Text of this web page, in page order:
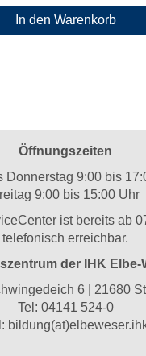
In den Warenkorb
Öffnungszeiten
Donnerstag 9:00 bis
9:00 bis 15:00 Uhr
ist bereits ab
telefonisch erreichbar.
der IHK Elbe-
6 | 21680
Tel: 04141 524-0